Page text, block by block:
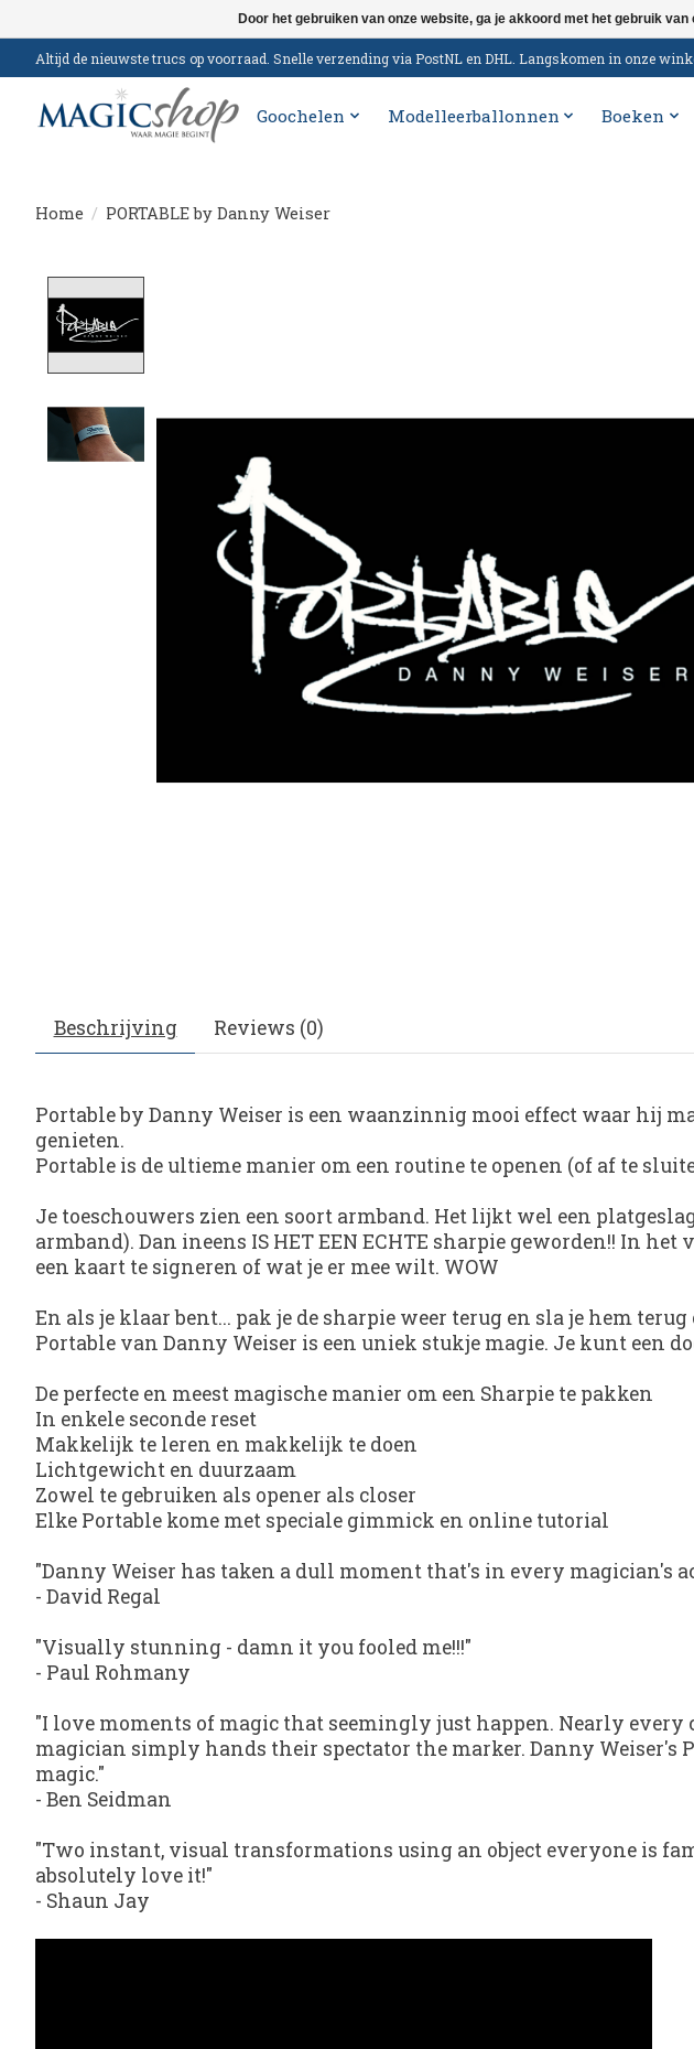
Altijd de nieuwste trucs op voorraad. Snelle verzending via PostNL en DHL. Langskomen in onze
Goochelen Modelleerballonnen Boeken
Home / PORTABLE by Danny Weiser
Beschrijving Reviews (0)
Portable by Danny Weiser is een waanzinnig mooi effect waar hij
genieten.
Portable is de ultieme manier om een routine te openen (of af te
Je toeschouwers zien een soort armband. Het lijkt wel een
armband). Dan ineens IS HET EEN ECHTE sharpie geworden!! In
een kaart te signeren of wat je er mee wilt. WOW
En als je klaar bent... pak je de sharpie weer terug en sla je hem
Portable van Danny Weiser is een uniek stukje magie. Je kunt een
De perfecte en meest magische manier om een Sharpie te pakken
In enkele seconde reset
Makkelijk te leren en makkelijk te doen
Lichtgewicht en duurzaam
Zowel te gebruiken als opener als closer
Elke Portable kome met speciale gimmick en online tutorial
"Danny Weiser has taken a dull moment that's in every
- David Regal
"Visually stunning - damn it you fooled me!!!"
- Paul Rohmany
"I love moments of magic that seemingly just happen. Nearly
magician simply hands their spectator the marker. Danny
magic."
- Ben Seidman
"Two instant, visual transformations using an object everyone is
absolutely love it!"
- Shaun Jay
Door het gebruiken van onze website, ga je akkoord met het gebruik